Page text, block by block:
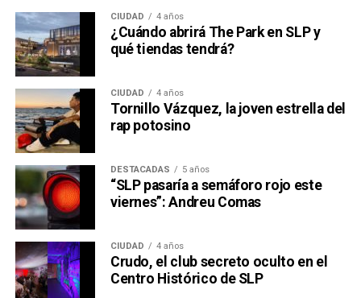
CIUDAD 4 años
¿Cuándo abrirá The Park en SLP y
qué tiendas tendrá?
CIUDAD 4 años
Tornillo Vázquez, la joven estrella del
rap potosino
DESTACADAS 5 años
“SLP pasaría a semáforo rojo este
viernes”: Andreu Comas
CIUDAD 4 años
Crudo, el club secreto oculto en el
Centro Histórico de SLP